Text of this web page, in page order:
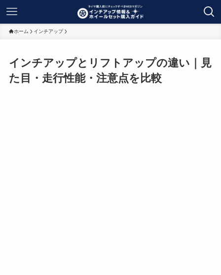
ホーム インチアップ
インチアップとリフトアップの違い｜見
た目・走行性能・注意点を比較